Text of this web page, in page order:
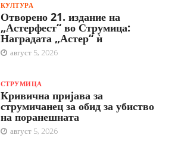
КУЛТУРА
Отворено 21. издание на
„Астерфест“ во Струмица:
Наградата „Астер“ ѝ
август 5, 2026
СТРУМИЦА
Кривична пријава за
струмичанец за обид за убиство
на поранешната
август 5, 2026